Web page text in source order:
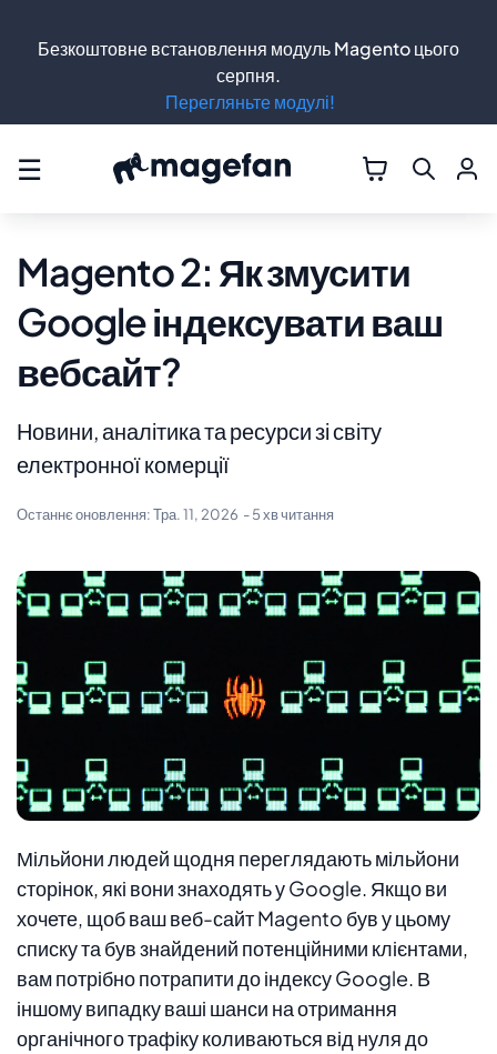
☰
Magento 2: Як змусити
Google індексувати ваш
вебсайт?
Новини, аналітика та ресурси зі світу
електронної комерції
Останнє оновлення:Тра. 11, 2026 - 5 хв читання
Мільйони людей щодня переглядають мільйони
сторінок, які вони знаходять у Google. Якщо ви
хочете, щоб ваш веб-сайт Magento був у цьому
списку та був знайдений потенційними клієнтами,
вам потрібно потрапити до індексу Google. В
іншому випадку ваші шанси на отримання
органічного трафіку коливаються від нуля до
Безкоштовне встановлення модуль Magento цього
серпня.
Перегляньте модулі!